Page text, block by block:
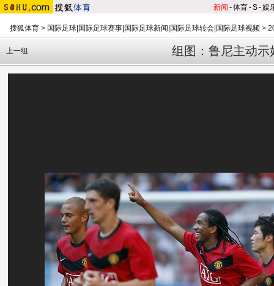
新闻 -体育-S-娱
搜狐体育 > 国际足球|国际足球赛事|国际足球新闻|国际足球转会|国际足球视频 >
组图：鲁尼主动示
上一组